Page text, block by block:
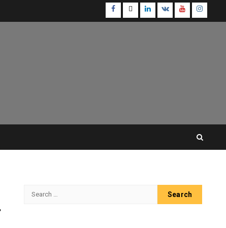
Facebook
TwitterLinkedin
VK Youtube
Search